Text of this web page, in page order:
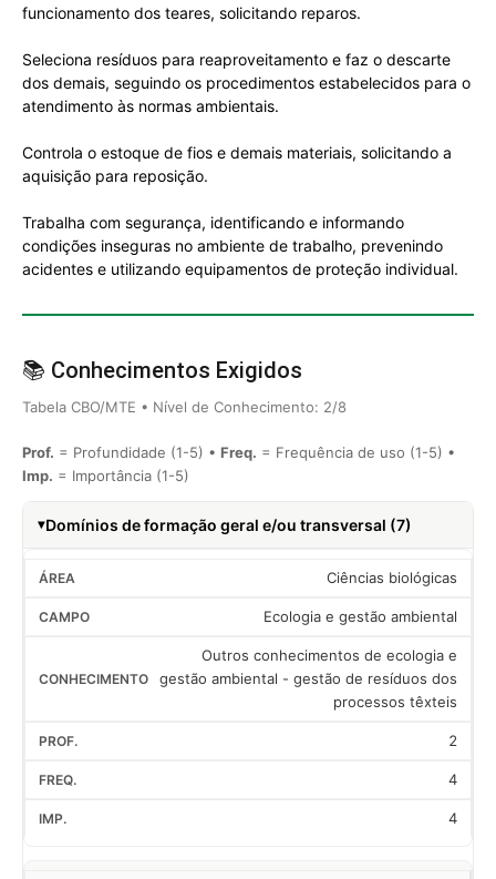
funcionamento dos teares, solicitando reparos.
Seleciona resíduos para reaproveitamento e faz o descarte
dos demais, seguindo os procedimentos estabelecidos para o
atendimento às normas ambientais.
Controla o estoque de fios e demais materiais, solicitando a
aquisição para reposição.
Trabalha com segurança, identificando e informando
condições inseguras no ambiente de trabalho, prevenindo
acidentes e utilizando equipamentos de proteção individual.
📚 Conhecimentos Exigidos
Tabela CBO/MTE • Nível de Conhecimento: 2/8
Prof. = Profundidade (1-5) • Freq. = Frequência de uso (1-5) •
Imp. = Importância (1-5)
Domínios de formação geral e/ou transversal (7)
Ciências biológicas
Ecologia e gestão ambiental
Outros conhecimentos de ecologia e
gestão ambiental - gestão de resíduos dos
processos têxteis
2
4
4